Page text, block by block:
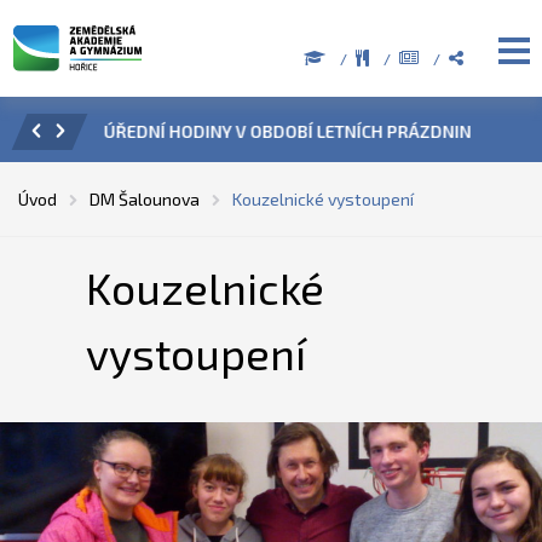
ÚŘEDNÍ HODINY V OBDOBÍ LETNÍCH PRÁZDNIN
Úvod DM Šalounova Kouzelnické vystoupení
Kouzelnické
vystoupení